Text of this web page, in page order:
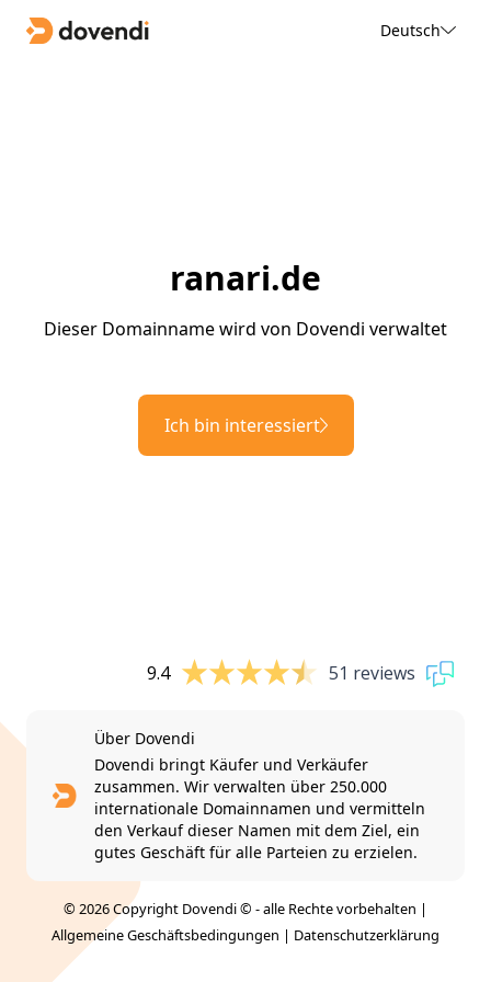
Deutsch
ranari.de
Dieser Domainname wird von Dovendi verwaltet
Ich bin interessiert
9.4 51 reviews
Über Dovendi
Dovendi bringt Käufer und Verkäufer
zusammen. Wir verwalten über 250.000
internationale Domainnamen und vermitteln
den Verkauf dieser Namen mit dem Ziel, ein
gutes Geschäft für alle Parteien zu erzielen.
© 2026 Copyright Dovendi © - alle Rechte vorbehalten |
Allgemeine Geschäftsbedingungen | Datenschutzerklärung